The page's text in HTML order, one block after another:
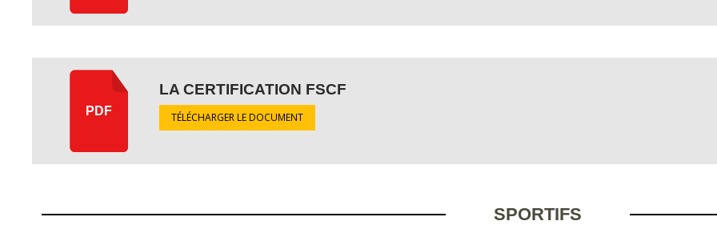
PDF
LA CERTIFICATION FSCF
TÉLÉCHARGER LE DOCUMENT
SPORTIFS